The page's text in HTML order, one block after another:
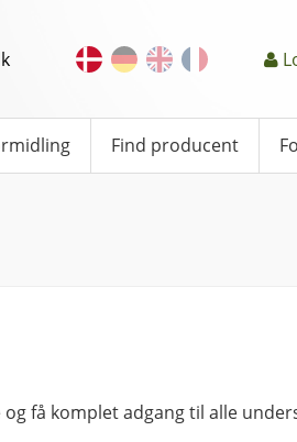
Find producent
få komplet adgang til alle